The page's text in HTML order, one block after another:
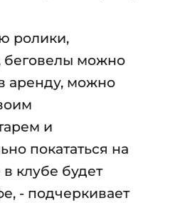
ролики,
беговелы можно
аренду, можно
и
покататься на
клубе будет
- подчеркивает